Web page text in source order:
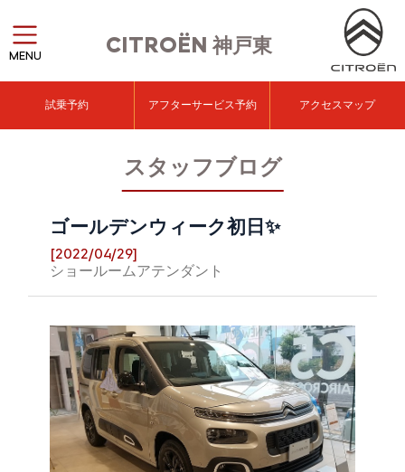
CITROËN神戸東
MENU
試乗予約 アフターサービス予約 アクセスマップ
スタッフブログ
ゴールデンウィーク初日✨
[2022/04/29]
ショールームアテンダント